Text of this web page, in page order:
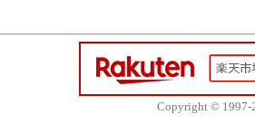
Copyright © 1997-